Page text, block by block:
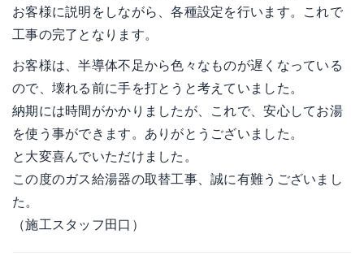
お客様に説明をしながら、各種設定を行います。これで
工事の完了となります。
お客様は、半導体不足から色々なものが遅くなっている
ので、壊れる前に手を打とうと考えていました。
納期には時間がかかりましたが、これで、安心してお湯
を使う事ができます。ありがとうございました。
と大変喜んでいただけました。
この度のガス給湯器の取替工事、誠に有難うございまし
た。
（施工スタッフ田口）